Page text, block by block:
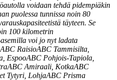
voidaan tehdä pidempiäkin
puolessa tunnissa noin 80
täyteen. Se
100 kilometrin
voi jo nyt ladata
ABC RaisioABC Tammisilta,
EspooABC Pohjois-Tapiola,
Amiraali, KotkaABC
Tytyri, LohjaABC Prisma